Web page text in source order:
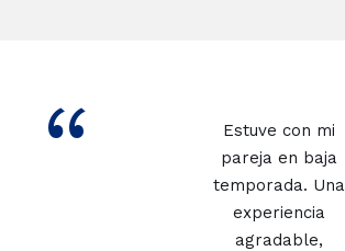
“
Estuve con mi
pareja en baja
temporada. Una
experiencia
agradable,